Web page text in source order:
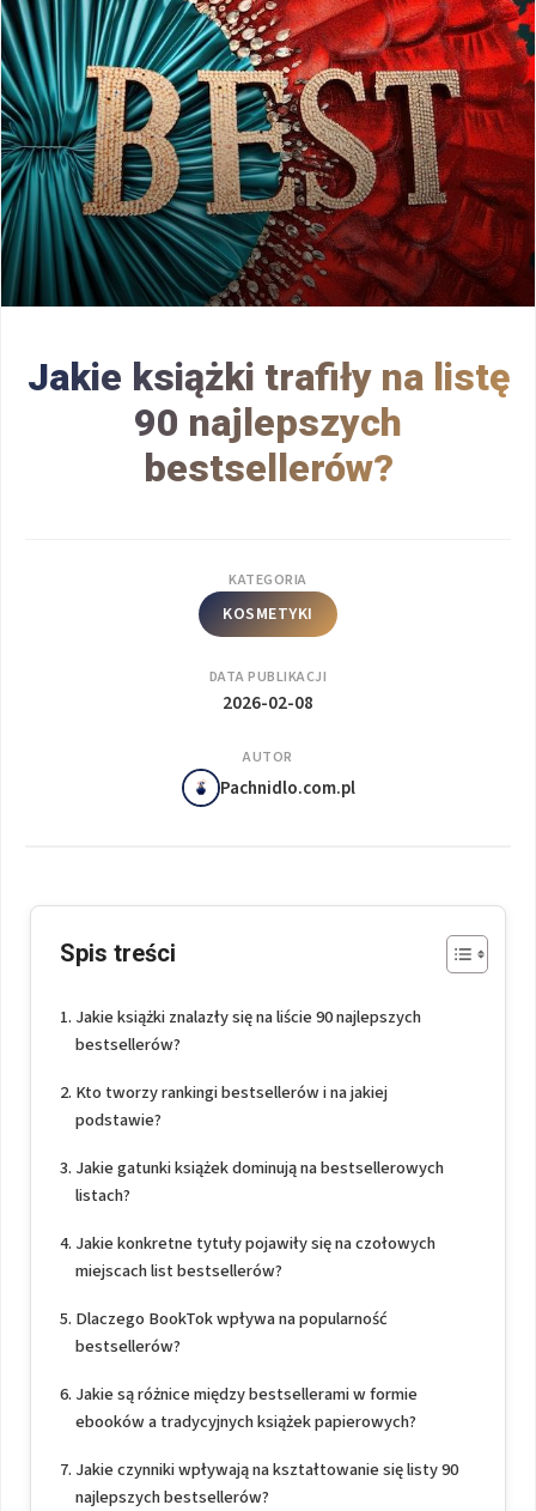
Jakie książki trafiły na listę
90 najlepszych
bestsellerów?
KATEGORIA
KOSMETYKI
DATA PUBLIKACJI
2026-02-08
AUTOR
Pachnidlo.com.pl
Spis treści
Jakie książki znalazły się na liście 90 najlepszych
bestsellerów?
Kto tworzy rankingi bestsellerów i na jakiej
podstawie?
Jakie gatunki książek dominują na bestsellerowych
listach?
Jakie konkretne tytuły pojawiły się na czołowych
miejscach list bestsellerów?
Dlaczego BookTok wpływa na popularność
bestsellerów?
Jakie są różnice między bestsellerami w formie
ebooków a tradycyjnych książek papierowych?
Jakie czynniki wpływają na kształtowanie się listy 90
najlepszych bestsellerów?